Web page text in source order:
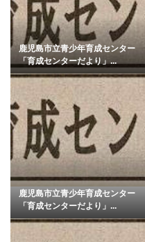
鹿児島市立青少年育成センター
「育成センターだより」...
鹿児島市立青少年育成センター
「育成センターだより」...